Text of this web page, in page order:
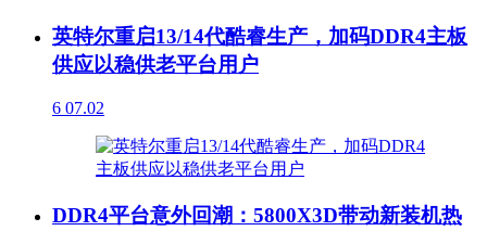
英特尔重启13/14代酷睿生产，加码DDR4主板
供应以稳供老平台用户
6 07.02
DDR4平台意外回潮：5800X3D带动新装机热